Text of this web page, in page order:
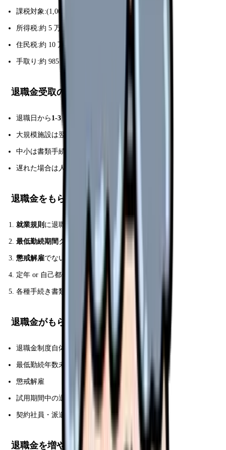
課税対象:(1,000 - 800) × 1/2 = 100 万円
所得税:約 5 万円
住民税:約 10 万円
手取り:約 985 万円
退職金受取のタイミング
退職日から 1-3 ヶ月後
大規模施設は翌月中
中小は書類手続き後 2-3 ヶ月
遅れた場合は人事部へ確認
退職金をもらうための 5 条件
就業規則 に退職金規定あり
最低勤続期間 クリア(通常 3-5 年)
懲戒解雇でない
定年 or 自己都合 or 会社都合退職
各種手続き書類の提出
退職金がもらえないケース
退職金制度自体がない施設
最低勤続年数未満
懲戒解雇
試用期間中の退職
契約社員・派遣(施設による)
退職金を増やす方法